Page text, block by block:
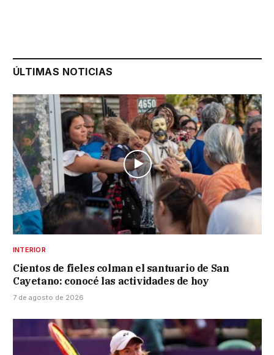
ÚLTIMAS NOTICIAS
INTERIOR
Cientos de fieles colman el santuario de San
Cayetano: conocé las actividades de hoy
7 de agosto de 2026